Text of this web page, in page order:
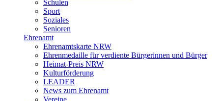
Schulen
Sport
Soziales
Senioren
Ehrenamt
Ehrenamtskarte NRW
Ehrenmedaille für verdiente Bürgerinnen und Bürger
Heimat-Preis NRW
Kulturförderung
LEADER
News zum Ehrenamt
Vereine